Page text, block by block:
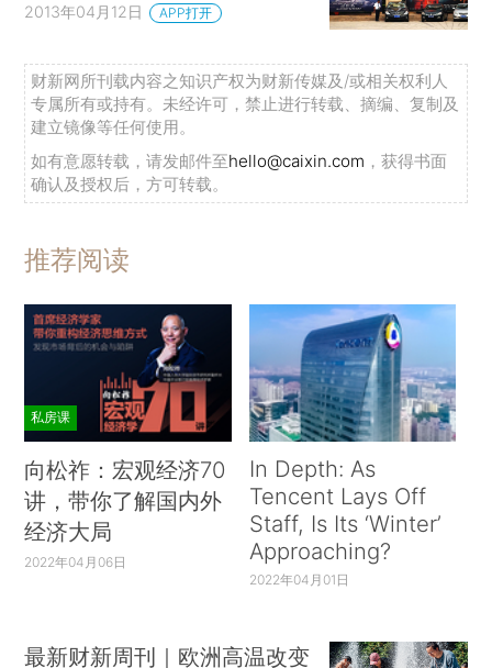
2013年04月12日 APP打开
财新网所刊载内容之知识产权为财新传媒及/或相关权利人
专属所有或持有。未经许可，禁止进行转载、摘编、复制及
建立镜像等任何使用。
如有意愿转载，请发邮件至hello@caixin.com ，获得书面
确认及授权后，方可转载。
推荐阅读
私房课
向松祚：宏观经济70
讲，带你了解国内外
经济大局
2022年04月06日
In Depth: As
Tencent Lays Off
Staff, Is Its ‘Winter’
Approaching?
2022年04月01日
最新财新周刊｜欧洲高温改变